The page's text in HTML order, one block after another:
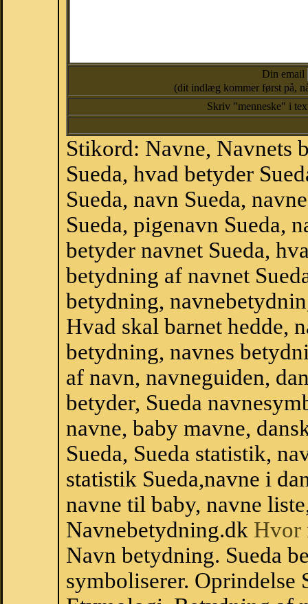
Din email
(dit indlæg kommer først på,
Skriv "menneske" i
Stikord: Navne, Navnets
Sueda, hvad betyder
Sueda, navn Sueda,
Sueda, pigenavn Sueda,
betyder navnet Sueda,
betydning af navnet
betydning,
Hvad skal barnet hedde,
betydning, navnes
af navn, navneguiden,
betyder, Sueda
navne, baby mavne,
Sueda, Sueda statistik,
statistik Sueda,navne i
navne til baby, navne
Navnebetydning.dk Hvor
Navn betydning. Sueda
symboliserer. Oprindelse